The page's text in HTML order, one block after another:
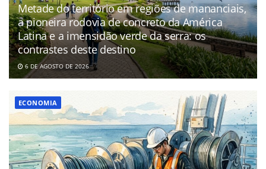
Metade do território em regiões de mananciais,
a pioneira rodovia de concreto da América
Latina e a imensidão verde da serra: os
contrastes deste destino
6 DE AGOSTO DE 2026
ECONOMIA